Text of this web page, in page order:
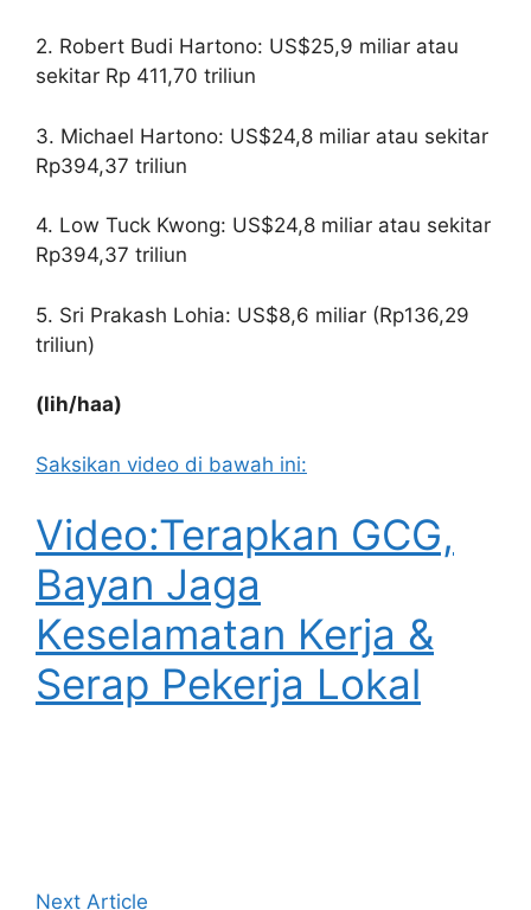
2. Robert Budi Hartono: US$25,9 miliar atau
sekitar Rp 411,70 triliun
3. Michael Hartono: US$24,8 miliar atau sekitar
Rp394,37 triliun
4. Low Tuck Kwong: US$24,8 miliar atau sekitar
Rp394,37 triliun
5. Sri Prakash Lohia: US$8,6 miliar (Rp136,29
triliun)
(lih/haa)
Saksikan video di bawah ini:
Video:Terapkan GCG,
Bayan Jaga
Keselamatan Kerja &
Serap Pekerja Lokal
Next Article